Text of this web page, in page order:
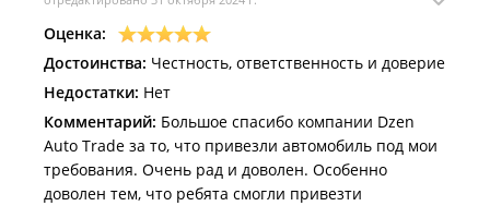
Оценка:
Достоинства: Честность, ответственность и доверие
Недостатки: Нет
Комментарий: Большое спасибо компании Dzen
Auto Trade за то, что привезли автомобиль под мои
требования. Очень рад и доволен. Особенно
доволен тем, что ребята смогли привезти